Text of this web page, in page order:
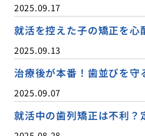
2025.09.17
就活を控えた子の矯正を心
2025.09.13
治療後が本番！歯並びを守
2025.09.07
就活中の歯列矯正は不利？